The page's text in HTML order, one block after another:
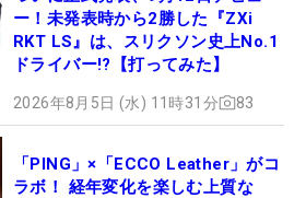
ー！未発表時から2勝した『ZXi
RKT LS』は、スリクソン史上No.1
ドライバー!?【打ってみた】
2026年8月5日 (水) 11時31分 83
「PING」×「ECCO Leather」がコ
ラボ！ 経年変化を楽しむ上質な